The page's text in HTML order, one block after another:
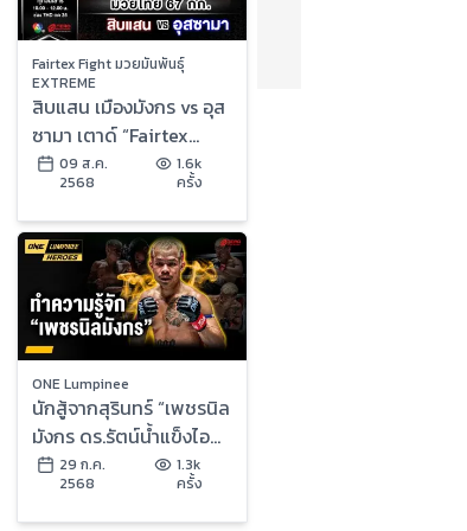
Fairtex Fight มวยมันพันธุ์
EXTREME
สิบแสน เมืองมังกร vs อุส
ซามา เตาด์ “Fairtex
Fight มวยมันพันธุ์
EXTREME” (9 ส.ค.68)
09 ส.ค.
2568
1.6k
ครั้ง
ONE Lumpinee
นักสู้จากสุรินทร์ “เพชรนิล
มังกร ดร.รัตน์น้ำแข็งไอซ์
แลนด์” | ONE ลุมพินี
Heroes | 29 ก.ค. 68 |
Ch7HD
29 ก.ค.
2568
1.3k
ครั้ง